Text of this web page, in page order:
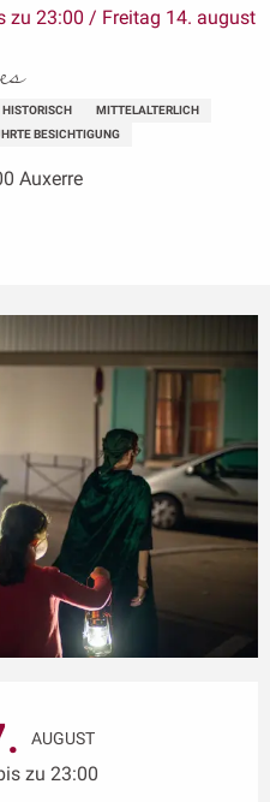
zu 23:00 / Freitag 14. august
HISTORISCH
MITTELALTERLICH
BESICHTIGUNG
Auxerre
AUGUST
zu 23:00